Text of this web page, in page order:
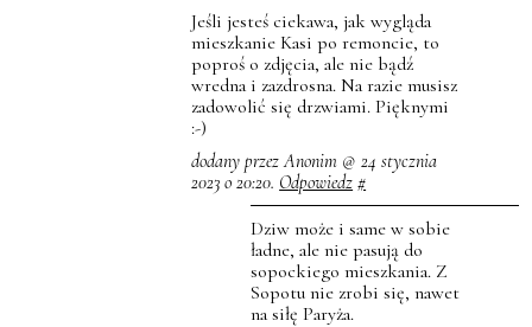
Jeśli jesteś ciekawa, jak wygląda
mieszkanie Kasi po remoncie, to
poproś o zdjęcia, ale nie bądź
wredna i zazdrosna. Na razie musisz
zadowolić się drzwiami. Pięknymi
:-)
dodany przez Anonim @ 24 stycznia
2023 o 20:20. Odpowiedz #
Dziw może i same w sobie
ładne, ale nie pasują do
sopockiego mieszkania. Z
Sopotu nie zrobi się, nawet
na siłę Paryża.